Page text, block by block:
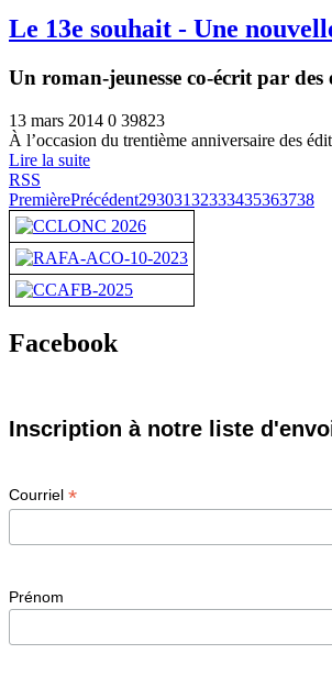
Le 13e souhait - Une
Un roman-jeunesse co-écrit par des
13 mars 2014 0 39823
À l’occasion du trentième anniversaire des
Lire la suite
RSS
PremièrePrécédent29303132333435363738
Facebook
Inscription à notre liste
Courriel *
Prénom